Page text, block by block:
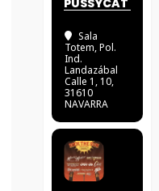
PUSSYCAT
Sala
Totem, Pol.
Ind.
Landazábal
Calle 1, 10,
31610
NAVARRA